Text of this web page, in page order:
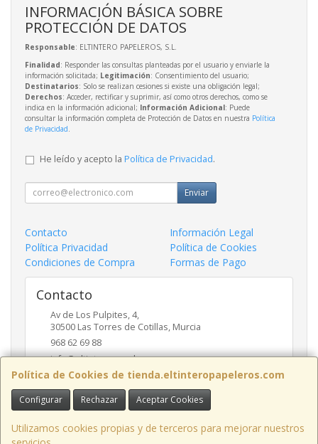
Política de Cookies de tienda.eltinteropapeleros.com
Configurar Rechazar Aceptar Cookies
Utilizamos cookies propias y de terceros para mejorar nuestros
INFORMACIÓN BÁSICA SOBRE
PROTECCIÓN DE DATOS
Responsable: ELTINTERO PAPELEROS, S.L.
Finalidad: Responder las consultas planteadas por el usuario y enviarle la
información solicitada; Legitimación: Consentimiento del usuario;
Destinatarios: Solo se realizan cesiones si existe una obligación legal;
Derechos: Acceder, rectificar y suprimir, así como otros derechos, como se
indica en la información adicional; Información Adicional: Puede
consultar la información completa de Protección de Datos en nuestra Política
de Privacidad
He leído y acepto la Política de Privacidad.
Enviar
Contacto
Información Legal
Política Privacidad
Política de Cookies
Condiciones de Compra
Formas de Pago
Contacto
Av de Los Pulpites, 4,
30500 Las Torres de Cotillas, Murcia
968 62 69 88
info@eltinteropapeleros.com
Horario
8:00 a 14:00 - 17:00 a 20:30